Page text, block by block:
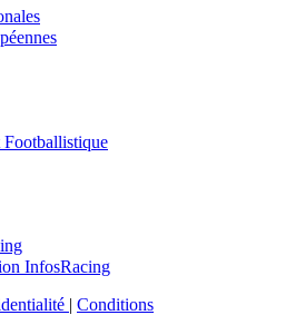
InfosRacing
| Conditions